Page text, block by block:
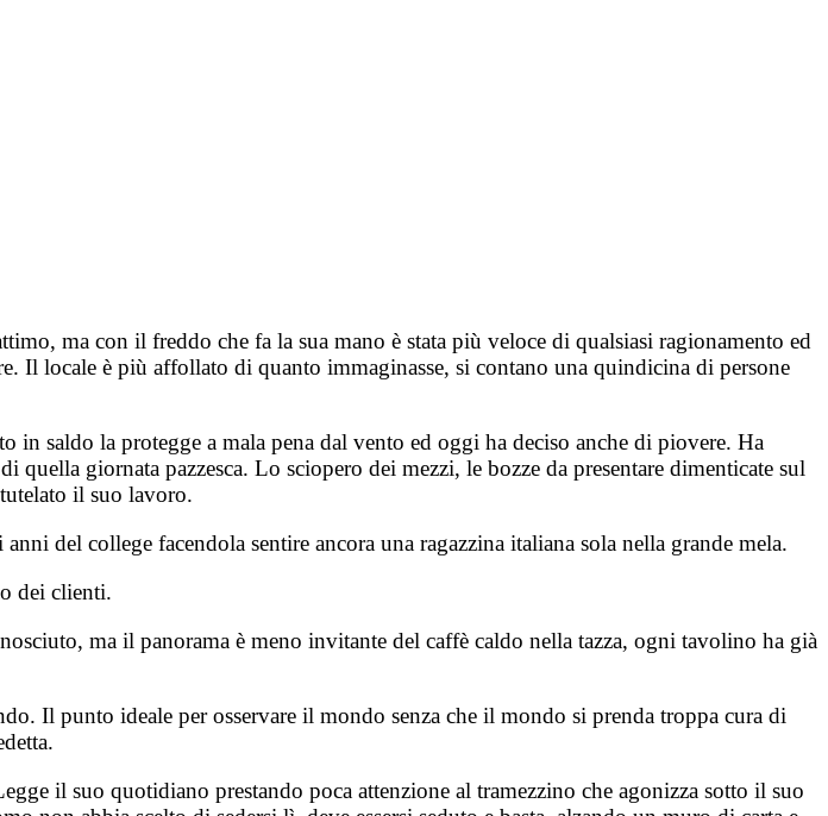
ma con il freddo che fa la sua mano è stata più veloce di qualsiasi ragionamento ed
Il locale è più affollato di quanto immaginasse, si contano una quindicina di persone
saldo la protegge a mala pena dal vento ed oggi ha deciso anche di piovere. Ha
giornata pazzesca. Lo sciopero dei mezzi, le bozze da presentare dimenticate sul
il suo lavoro.
del college facendola sentire ancora una ragazzina italiana sola nella grande mela.
dei clienti.
ma il panorama è meno invitante del caffè caldo nella tazza, ogni tavolino ha già
Il punto ideale per osservare il mondo senza che il mondo si prenda troppa cura di
il suo quotidiano prestando poca attenzione al tramezzino che agonizza sotto il suo